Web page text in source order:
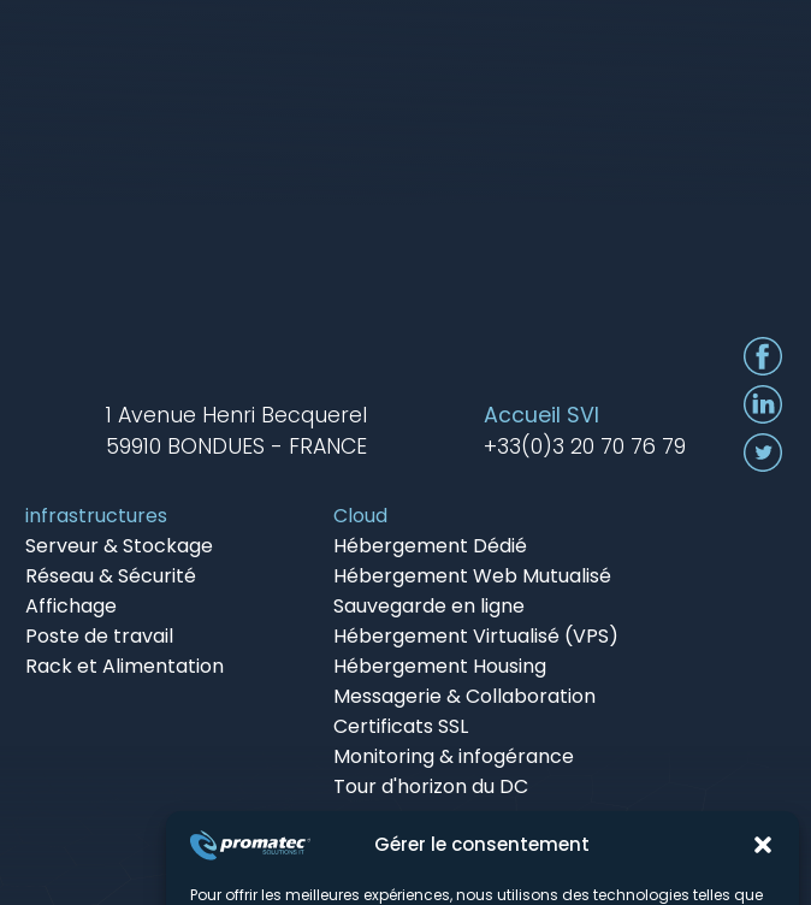
Gérer le consentement
Pour offrir les meilleures expériences, nous utilisons des technologies telles que
1 Avenue Henri Becquerel
59910 BONDUES - FRANCE
Accueil SVI
+33(0)3 20 70 76 79
infrastructures
Serveur & Stockage
Réseau & Sécurité
Affichage
Poste de travail
Rack et Alimentation
Cloud
Hébergement Dédié
Hébergement Web Mutualisé
Sauvegarde en ligne
Hébergement Virtualisé (VPS)
Hébergement Housing
Messagerie & Collaboration
Certificats SSL
Monitoring & infogérance
Tour d'horizon du DC
Mentions légales